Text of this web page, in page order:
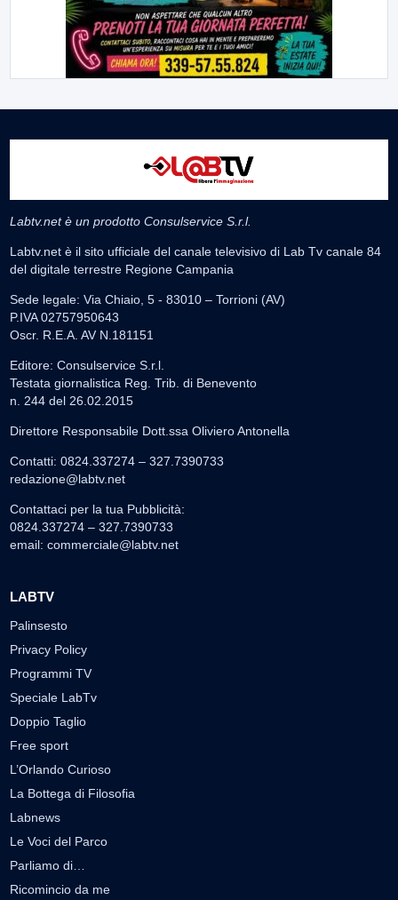
Labtv.net è un prodotto Consulservice S.r.l.
Labtv.net è il sito ufficiale del canale televisivo di Lab Tv canale 84
del digitale terrestre Regione Campania
Sede legale: Via Chiaio, 5 - 83010 – Torrioni (AV)
P.IVA 02757950643
Oscr. R.E.A. AV N.181151
Editore: Consulservice S.r.l.
Testata giornalistica Reg. Trib. di Benevento
n. 244 del 26.02.2015
Direttore Responsabile Dott.ssa Oliviero Antonella
Contatti: 0824.337274 – 327.7390733
redazione@labtv.net
Contattaci per la tua Pubblicità:
0824.337274 – 327.7390733
email: commerciale@labtv.net
LABTV
Palinsesto
Privacy Policy
Programmi TV
Speciale LabTv
Doppio Taglio
Free sport
L’Orlando Curioso
La Bottega di Filosofia
Labnews
Le Voci del Parco
Parliamo di…
Ricomincio da me